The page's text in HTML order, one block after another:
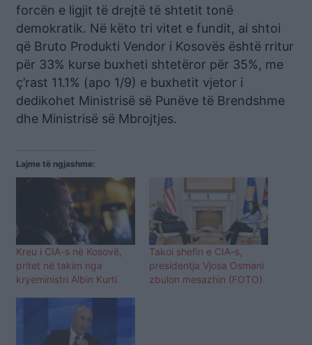
forcën e ligjit të drejtë të shtetit tonë
demokratik. Në këto tri vitet e fundit, ai shtoi
që Bruto Produkti Vendor i Kosovës është rritur
për 33% kurse buxheti shtetëror për 35%, me
ç’rast 11.1% (apo 1/9) e buxhetit vjetor i
dedikohet Ministrisë së Punëve të Brendshme
dhe Ministrisë së Mbrojtjes.
Lajme të ngjashme:
Kreu i CIA-s në Kosovë,
pritet në takim nga
kryeministri Albin Kurti
Takoi shefin e CIA-s,
presidentja Vjosa Osmani
zbulon mesazhin (FOTO)